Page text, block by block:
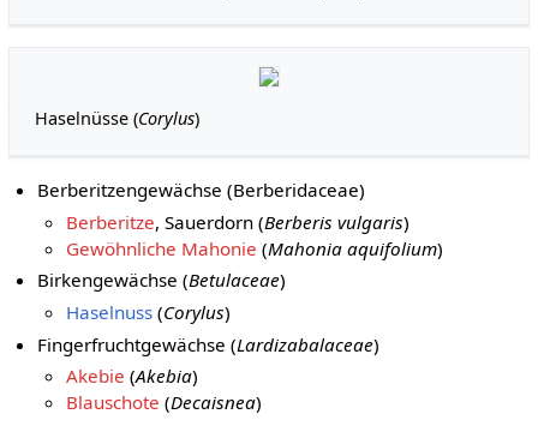
Haselnüsse (Corylus)
Berberitzengewächse (Berberidaceae)
Berberitze, Sauerdorn (Berberis vulgaris)
Gewöhnliche Mahonie (Mahonia aquifolium)
Birkengewächse (Betulaceae)
Haselnuss (Corylus)
Fingerfruchtgewächse (Lardizabalaceae)
Akebie (Akebia)
Blauschote (Decaisnea)